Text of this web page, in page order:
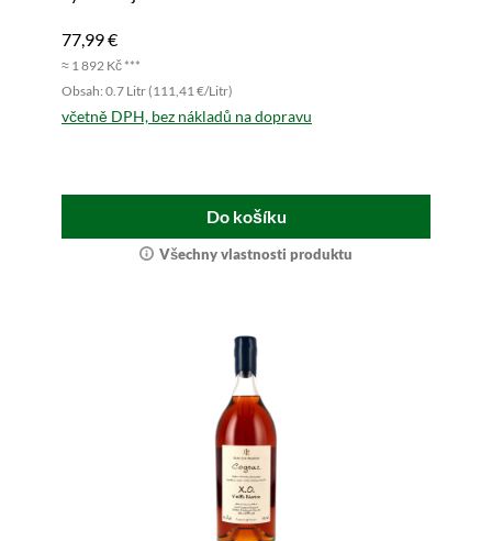
77,99 €
≈ 1 892 Kč ***
Obsah: 0.7 Litr (111,41 €/Litr)
včetně DPH, bez nákladů na dopravu
Do košíku
Všechny vlastnosti produktu